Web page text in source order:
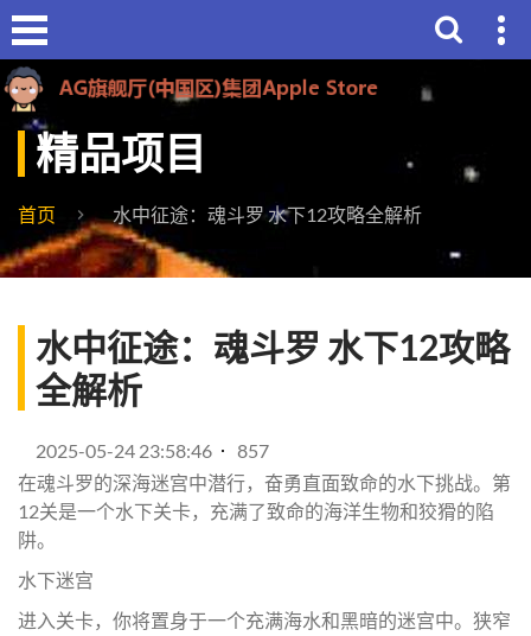
精品项目
首页 水中征途：魂斗罗 水下12攻略全解析
水中征途：魂斗罗 水下12攻略
全解析
2025-05-24 23:58:46
857
在魂斗罗的深海迷宫中潜行，奋勇直面致命的水下挑战。第
12关是一个水下关卡，充满了致命的海洋生物和狡猾的陷
阱。
水下迷宫
进入关卡，你将置身于一个充满海水和黑暗的迷宫中。狭窄